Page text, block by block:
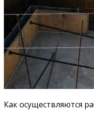
Как осуществляются